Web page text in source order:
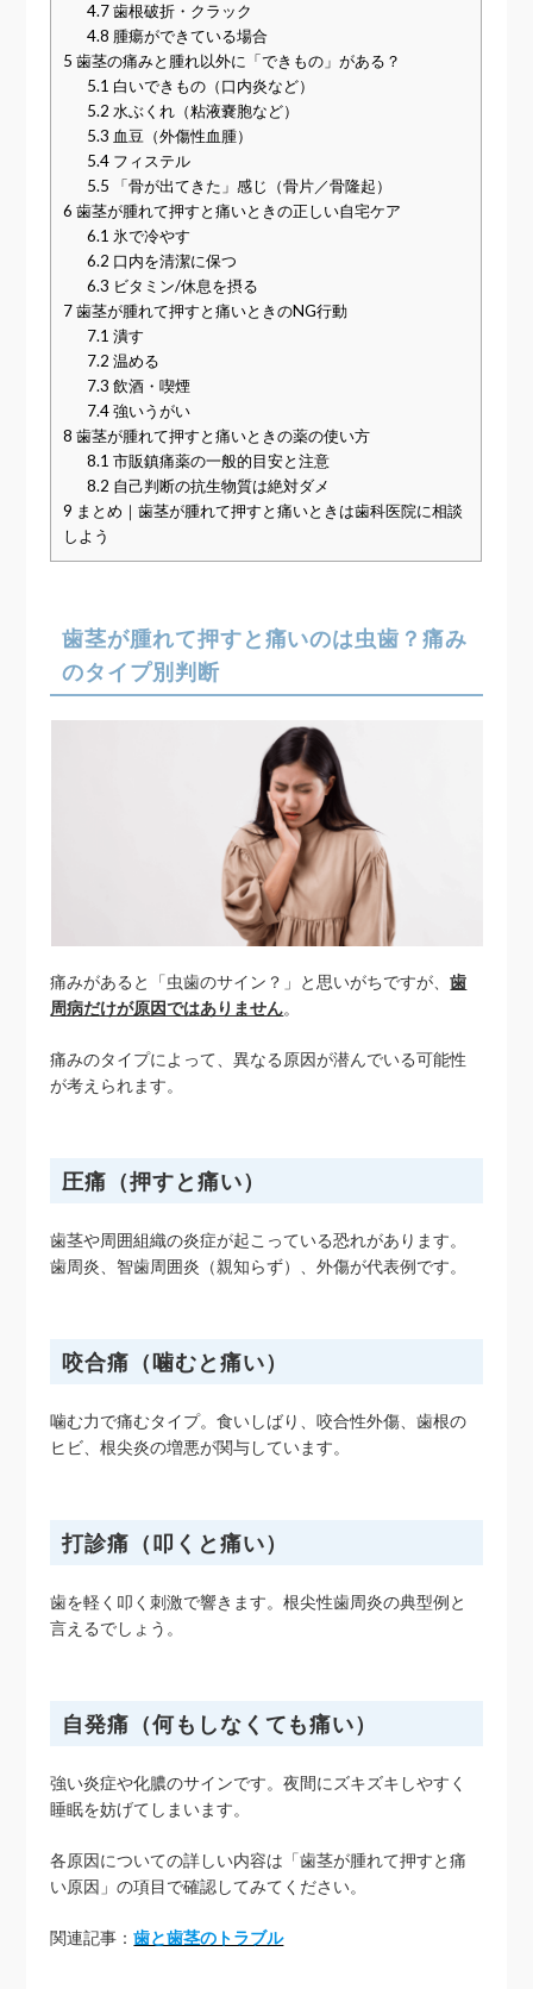
4.7歯根破折・クラック
4.8 腫瘍ができている場合
5 歯茎の痛みと腫れ以外に「できもの」がある？
5.1 白いできもの（口内炎など）
5.2 水ぶくれ（粘液嚢胞など）
5.3 血豆（外傷性血腫）
5.4 フィステル
5.5 「骨が出てきた」感じ（骨片／骨隆起）
6 歯茎が腫れて押すと痛いときの正しい自宅ケア
6.1 氷で冷やす
6.2 口内を清潔に保つ
6.3 ビタミン/休息を摂る
7歯茎が腫れて押すと痛いときのNG行動
7.1 潰す
7.2 温める
7.3 飲酒・喫煙
7.4強いうがい
8 歯茎が腫れて押すと痛いときの薬の使い方
8.1 市販鎮痛薬の一般的目安と注意
8.2 自己判断の抗生物質は絶対ダメ
9 まとめ｜歯茎が腫れて押すと痛いときは歯科医院に相談
しよう
歯茎が腫れて押すと痛いのは虫歯？痛み
のタイプ別判断
痛みがあると「虫歯のサイン？」と思いがちですが、歯
周病だけが原因ではありません。
痛みのタイプによって、異なる原因が潜んでいる可能性
が考えられます。
圧痛（押すと痛い）
歯茎や周囲組織の炎症が起こっている恐れがあります。
歯周炎、智歯周囲炎（親知らず）、外傷が代表例です。
咬合痛（噛むと痛い）
噛む力で痛むタイプ。食いしばり、咬合性外傷、歯根の
ヒビ、根尖炎の増悪が関与しています。
打診痛（叩くと痛い）
歯を軽く叩く刺激で響きます。根尖性歯周炎の典型例と
言えるでしょう。
自発痛（何もしなくても痛い）
強い炎症や化膿のサインです。夜間にズキズキしやすく
睡眠を妨げてしまいます。
各原因についての詳しい内容は「歯茎が腫れて押すと痛
い原因」の項目で確認してみてください。
関連記事：歯と歯茎のトラブル